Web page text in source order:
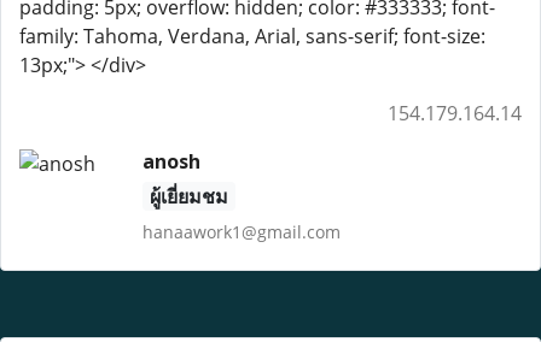
padding: 5px; overflow: hidden; color: #333333; font-
family: Tahoma, Verdana, Arial, sans-serif; font-size:
13px;"> </div>
154.179.164.14
anosh
ผู้เยี่ยมชม
hanaawork1@gmail.com